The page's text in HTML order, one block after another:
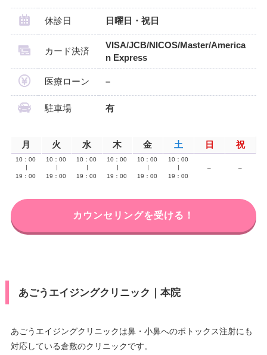
休診日 日曜日・祝日
カード決済
VISA/JCB/NICOS/Master/America
n Express
医療ローン –
駐車場 有
月 火 水 木 金 土 日 祝
10：00
19：00
10：00
19：00
10：00
19：00
10：00
19：00
10：00
19：00
10：00
19：00
– –
カウンセリングを受ける！
あごうエイジングクリニック｜本院
あごうエイジングクリニックは鼻・小鼻へのボトックス注射にも
対応している倉敷のクリニックです。